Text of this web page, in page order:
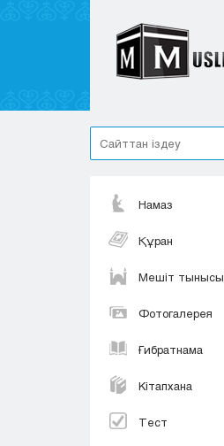
Намаз
Құран
Мешіт тынысы
Фотогалерея
Ғибратнама
Кітапхана
Тест